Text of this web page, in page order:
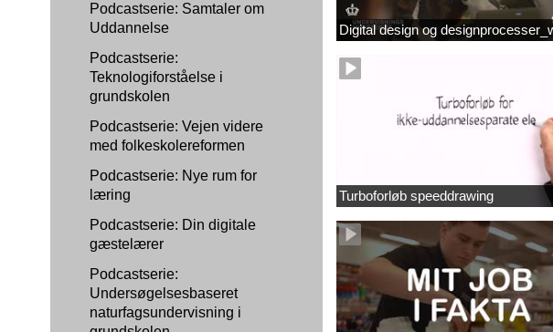
Podcastserie: Samtaler om
Uddannelse
Podcastserie:
Teknologiforståelse i
grundskolen
Podcastserie: Vejen videre
med folkeskolereformen
Podcastserie: Nye rum for
læring
Podcastserie: Din digitale
gæstelærer
Podcastserie:
Undersøgelsesbaseret
naturfagsundervisning i
Digital design og
Turboforløb speeddrawing